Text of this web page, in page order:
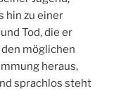
hin zu einer
Tod, die er
möglichen
heraus,
sprachlos steht